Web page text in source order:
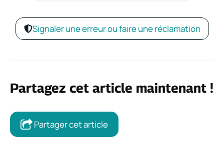
Signaler une erreur ou faire une réclamation
Partagez cet article maintenant !
Partager cet article